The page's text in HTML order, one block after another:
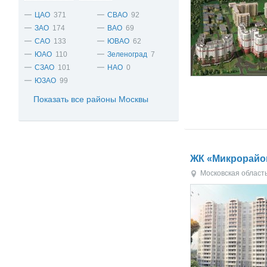
ЦАО 371
ЗАО 174
САО 133
ЮАО 110
СЗАО 101
ЮЗАО 99
СВАО 92
ВАО 69
ЮВАО 62
Зеленоград 7
НАО 0
Показать все районы Москвы
ЖК
Московская